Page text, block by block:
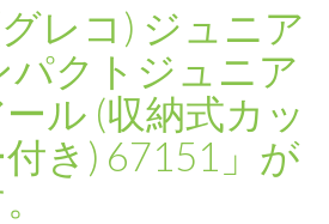
グレコ) ジュニア
パクトジュニア
ル (収納式カッ
き) 67151」が